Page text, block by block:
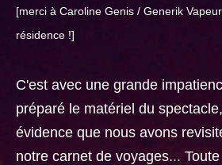
[merci à Caroline Genis / Generik
résidence !]
C'est avec une grande
préparé le matériel du
évidence que nous avons
notre carnet de voyages...